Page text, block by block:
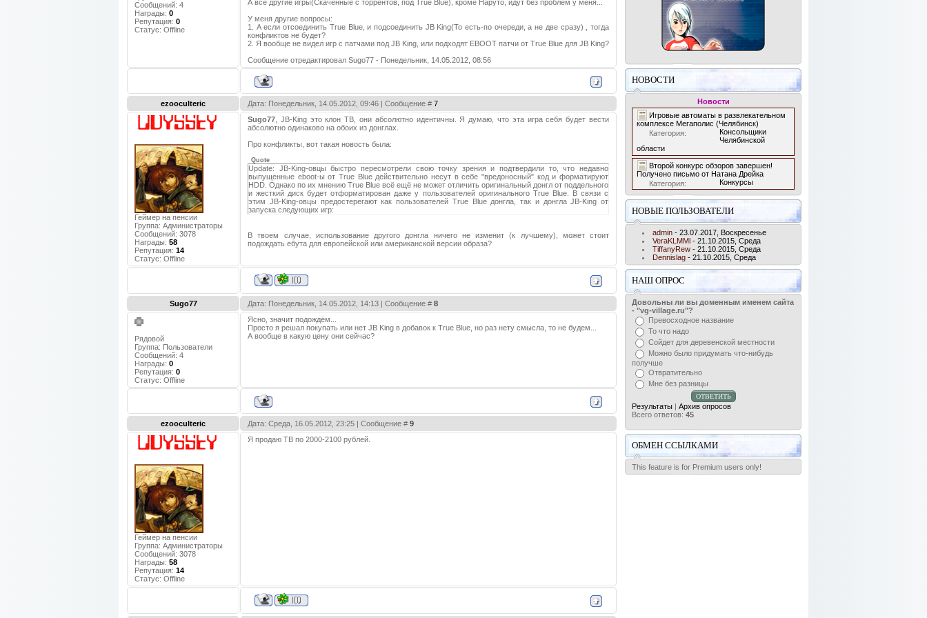
Сообщений: 4
Награды: 0
Репутация: 0
Статус: Offline
А все другие игры(Скаченные с торрентов, под True Blue), кроме Наруто, идут без проблем у меня...
У меня другие вопросы:
1. А если отсоединить True Blue, и подсоединить JB King(То есть-по очереди, а не две сразу) , тогда
конфликтов не будет?
2. Я вообще не видел игр с патчами под JB King, или подходят EBOOT патчи от True Blue для JB King?
Сообщение отредактировал Sugo77 - Понедельник, 14.05.2012, 08:56
ezooculteric Дата: Понедельник, 14.05.2012, 09:46 | Сообщение # 7
Геймер на пенсии
Группа: Администраторы
Сообщений: 3078
Награды: 58
Репутация: 14
Статус: Offline
Sugo77 , JB-King это клон TB, они абсолютно идентичны. Я думаю, что эта игра себя будет вести
абсолютно одинаково на обоих из донглах.
Про конфликты, вот такая новость была:
Quote
Update: JB-King-овцы быстро пересмотрели свою точку зрения и подтвердили то, что недавно
выпущенные eboot-ы от True Blue действительно несут в себе "вредоносный" код и форматируют
HDD. Однако по их мнению True Blue всё ещё не может отличить оригинальный донгл от поддельного
и жесткий диск будет отформатирован даже у пользователей оригинального True Blue. В связи с
этим JB-King-овцы предостерегают как пользователей True Blue донгла, так и донгла JB-King от
запуска следующих игр:
В твоем случае, использование другого донгла ничего не изменит (к лучшему), может стоит
подождать ебута для европейской или американской версии образа?
Sugo77 Дата: Понедельник, 14.05.2012, 14:13 | Сообщение # 8
Рядовой
Группа: Пользователи
Сообщений: 4
Награды: 0
Репутация: 0
Статус: Offline
Ясно, значит подождём...
Просто я решал покупать или нет JB King в добавок к True Blue, но раз нету смысла, то не будем...
А вообще в какую цену они сейчас?
ezooculteric Дата: Среда, 16.05.2012, 23:25 | Сообщение # 9
Геймер на пенсии
Группа: Администраторы
Сообщений: 3078
Награды: 58
Репутация: 14
Статус: Offline
Я продаю TB по 2000-2100 рублей.
НОВОСТИ
Новости
Игровые автоматы в развлекательном
комплексе Мегаполис (Челябинск)
Категория:
Консольщики
Челябинской
области
Второй конкурс обзоров завершен!
Получено письмо от Натана Дрейка
Категория:
Конкурсы
НОВЫЕ ПОЛЬЗОВАТЕЛИ
admin - 23.07.2017, Воскресенье
VeraKLMMl - 21.10.2015, Среда
TiffanyRew - 21.10.2015, Среда
Dennislag - 21.10.2015, Среда
НАШ ОПРОС
Довольны ли вы доменным именем сайта
- "vg-village.ru"?
Превосходное название
То что надо
Сойдет для деревенской местности
Можно было придумать что-нибудь
получше
Отвратительно
Мне без разницы
Результаты | Архив опросов
Всего ответов: 45
ОБМЕН ССЫЛКАМИ
This feature is for Premium users only!